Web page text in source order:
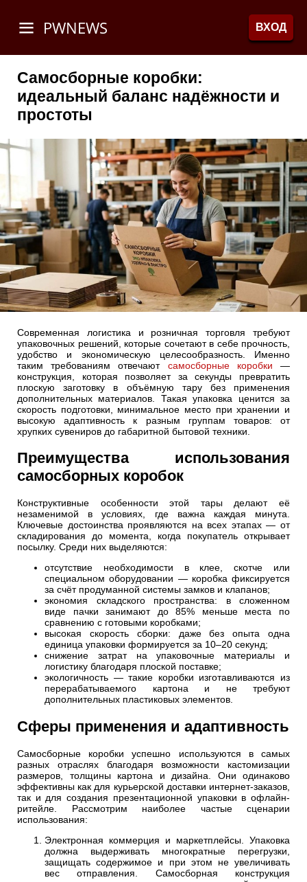
PWNEWS ВХОД
Самосборные коробки:
идеальный баланс надёжности и
простоты
Современная логистика и розничная торговля требуют
упаковочных решений, которые сочетают в себе прочность,
удобство и экономическую целесообразность. Именно
таким требованиям отвечают самосборные коробки —
конструкция, которая позволяет за секунды превратить
плоскую заготовку в объёмную тару без применения
дополнительных материалов. Такая упаковка ценится за
скорость подготовки, минимальное место при хранении и
высокую адаптивность к разным группам товаров: от
хрупких сувениров до габаритной бытовой техники.
Преимущества использования
самосборных коробок
Конструктивные особенности этой тары делают её
незаменимой в условиях, где важна каждая минута.
Ключевые достоинства проявляются на всех этапах — от
складирования до момента, когда покупатель открывает
посылку. Среди них выделяются:
отсутствие необходимости в клее, скотче или
специальном оборудовании — коробка фиксируется
за счёт продуманной системы замков и клапанов;
экономия складского пространства: в сложенном
виде пачки занимают до 85% меньше места по
сравнению с готовыми коробками;
высокая скорость сборки: даже без опыта одна
единица упаковки формируется за 10–20 секунд;
снижение затрат на упаковочные материалы и
логистику благодаря плоской поставке;
экологичность — такие коробки изготавливаются из
перерабатываемого картона и не требуют
дополнительных пластиковых элементов.
Сферы применения и адаптивность
Самосборные коробки успешно используются в самых
разных отраслях благодаря возможности кастомизации
размеров, толщины картона и дизайна. Они одинаково
эффективны как для курьерской доставки интернет-заказов,
так и для создания презентационной упаковки в офлайн-
ритейле. Рассмотрим наиболее частые сценарии
использования:
Электронная коммерция и маркетплейсы. Упаковка
должна выдерживать многократные перегрузки,
защищать содержимое и при этом не увеличивать
вес отправления. Самосборная конструкция